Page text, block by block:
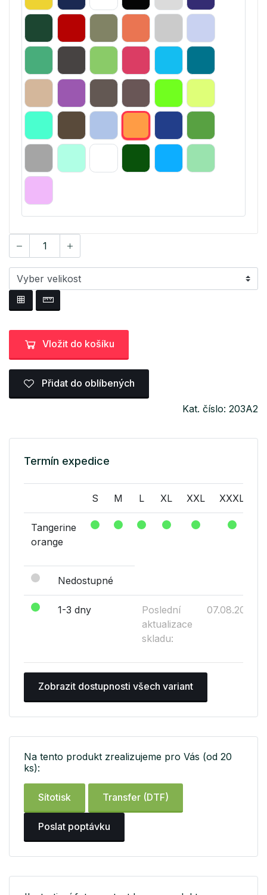
Vložit do košíku
Přidat do oblíbených
Kat. číslo: 203A2
Termín expedice
S M L XL XXL XXXL
Tangerine
orange
Nedostupné
1-3 dny
Poslední
aktualizace
skladu:
07.08.2026
Zobrazit dostupnosti všech variant
Na tento produkt zrealizujeme pro Vás (od 20
ks):
Sítotisk Transfer (DTF)
Poslat poptávku